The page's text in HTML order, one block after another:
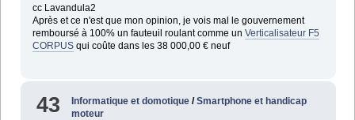
cc Lavandula2
Après et ce n'est que mon opinion, je vois mal le gouvernement
remboursé à 100% un fauteuil roulant comme un Verticalisateur F5
CORPUSqui coûte dans les 38 000,00 € neuf
43 Informatique et domotique /Smartphone et handicap
moteur